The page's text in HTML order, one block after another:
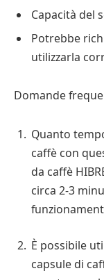
Capacità del
Potrebbe
utilizzarla
Domande
Quanto
caffè con
da caffè
circa 2-3
È possibile
capsule di